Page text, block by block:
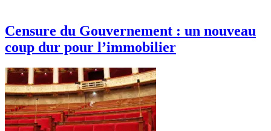
Censure du Gouvernement : un nouveau
coup dur pour l’immobilier